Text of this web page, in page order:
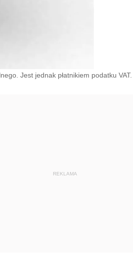
Jest jednak płatnikiem podatku VAT.